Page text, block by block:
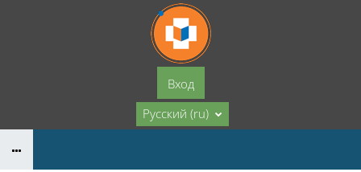
Перейти к основному содержанию
Вход
Русский ‎(ru)‎